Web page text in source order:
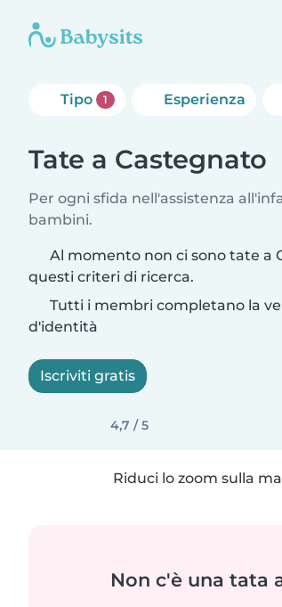
Tipo 1 Esperienza
Tate a Castegnato
Per ogni sfida nell'assistenza
bambini.
Al momento non ci sono tate a
questi criteri di ricerca.
Tutti i membri completano la
d'identità
Iscriviti gratis
4,7 / 5
Riduci lo zoom sulla
Non c'è una tata